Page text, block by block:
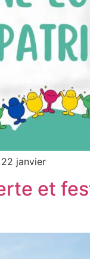
janvier
et